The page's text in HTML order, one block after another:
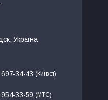
Україна
34-43
Київст
33-59
МТС